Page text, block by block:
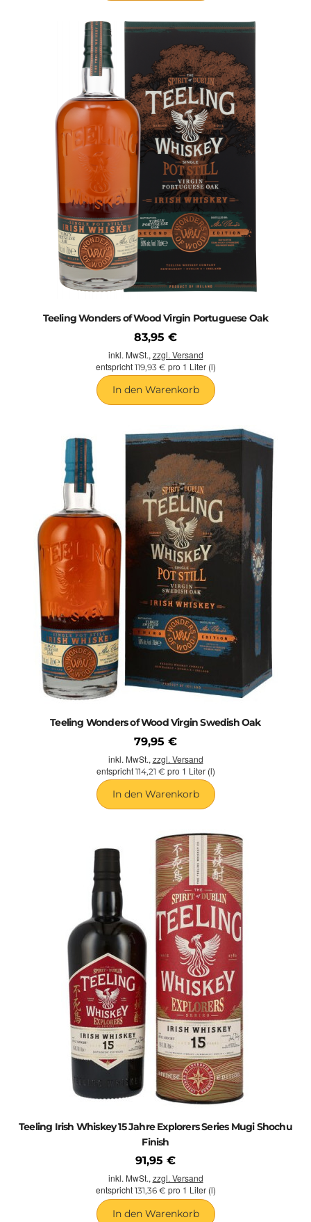
Teeling Wonders of Wood Virgin Portuguese Oak
83,95 €
inkl. MwSt., zzgl. Versand
entspricht 119,93 € pro 1 Liter (l)
In den Warenkorb
Teeling Wonders of Wood Virgin Swedish Oak
79,95 €
inkl. MwSt., zzgl. Versand
entspricht 114,21 € pro 1 Liter (l)
In den Warenkorb
Teeling Irish Whiskey 15 Jahre Explorers Series Mugi Shochu
Finish
91,95 €
inkl. MwSt.,zzgl. Versand
entspricht 131,36 € pro 1 Liter (l)
In den Warenkorb